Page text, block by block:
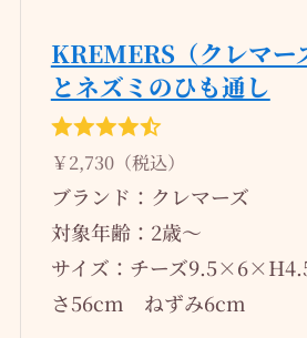
KREMERS（クレマー
とネズミのひも通し
￥2,730（税込）
ブランド：クレマーズ
対象年齢：2歳～
サイズ：チーズ
さ56cm ねずみ6cm